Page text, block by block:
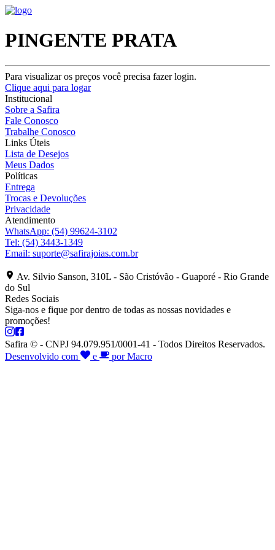
PINGENTE PRATA
Para visualizar os preços você precisa fazer login.
Clique aqui para logar
Institucional
Sobre a Safira
Fale Conosco
Trabalhe Conosco
Links Úteis
Lista de Desejos
Meus Dados
Políticas
Entrega
Trocas e Devoluções
Privacidade
Atendimento
WhatsApp: (54) 99624-3102
Tel: (54) 3443-1349
Email: suporte@safirajoias.com.br
Av. Silvio Sanson, 310L - São Cristóvão - Guaporé - Rio Grande
do Sul
Redes Sociais
Siga-nos e fique por dentro de todas as nossas novidades e
promoções!
Safira © - CNPJ 94.079.951/0001-41 - Todos Direitos Reservados.
Desenvolvido com
e por Macro